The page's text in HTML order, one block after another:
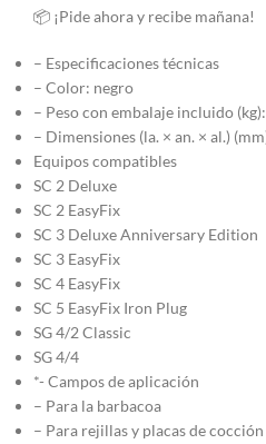
📦 ¡Pide ahora y recibe mañana!
– Especificaciones técnicas
– Color: negro
– Peso con embalaje incluido
– Dimensiones (la. × an. × al.)
Equipos compatibles
SC 2 Deluxe
SC 2 EasyFix
SC 3 Deluxe Anniversary Edition
SC 3 EasyFix
SC 4 EasyFix
SC 5 EasyFix Iron Plug
SG 4/2 Classic
SG 4/4
*- Campos de aplicación
– Para la barbacoa
– Para rejillas y placas de